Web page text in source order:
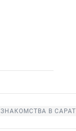
ЗНАКОМСТВА В